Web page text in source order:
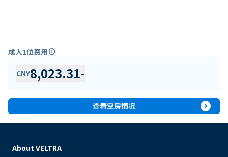
成人1位费用info
CNY8,023.31-
查看空房情况 expand_circle_right
About VELTRA